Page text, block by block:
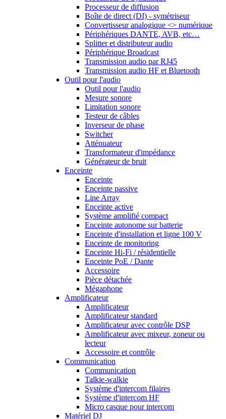
Processeur de diffusion
Boîte de direct (DI) - symétriseur
Convertisseur analogique <> numérique
Périphériques DANTE, AVB, etc…
Splitter et distributeur audio
Périphérique Broadcast
Transmission audio par RJ45
Transmission audio HF et Bluetooth
Outil pour l'audio
Outil pour l'audio
Mesure sonore
Limitation sonore
Testeur de câbles
Inverseur de phase
Switcher
Atténuateur
Transformateur d'impédance
Générateur de bruit
Enceinte
Enceinte
Enceinte passive
Line Array
Enceinte active
Système amplifié compact
Enceinte autonome sur batterie
Enceinte d'installation et ligne 100 V
Enceinte de monitoring
Enceinte Hi-Fi / résidentielle
Enceinte PoE / Dante
Accessoire
Pièce détachée
Mégaphone
Amplificateur
Amplificateur
Amplificateur standard
Amplificateur avec contrôle DSP
Amplificateur avec mixeur, zoneur ou
lecteur
Accessoire et contrôle
Communication
Communication
Talkie-walkie
Système d'intercom filaires
Système d'intercom HF
Micro casque pour intercom
Matériel DJ